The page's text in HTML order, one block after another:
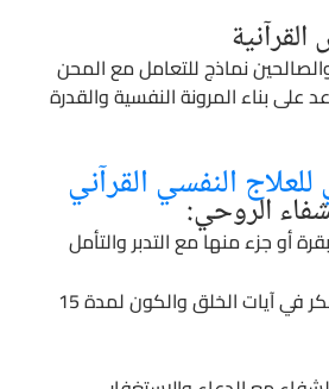
نماذج للتعامل مع المحن
على بناء المرونة النفسية والقدرة
النفسي القرآني
الروحي:
أو جزء منها مع التدبر والتأمل
: ممارسة التفكر في آيات الخلق والكون لمدة 15